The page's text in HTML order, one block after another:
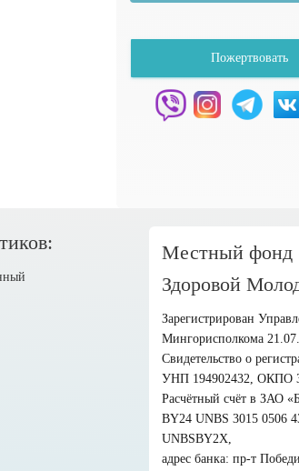
Пожертвовать
Местный фонд
Здоровой
Зарегистрирован
Мингорисполкома
Свидетельство о
УНП 194902432, ОКПО
Расчётный счёт в ЗАО
BY24 UNBS 3015 0506
UNBSBY2X,
адрес банка: пр-т